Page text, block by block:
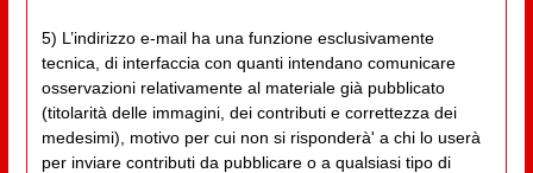
5) L’indirizzo e-mail ha una funzione esclusivamente
tecnica, di interfaccia con quanti intendano comunicare
osservazioni relativamente al materiale già pubblicato
(titolarità delle immagini, dei contributi e correttezza dei
medesimi), motivo per cui non si risponderà' a chi lo userà
per inviare contributi da pubblicare o a qualsiasi tipo di